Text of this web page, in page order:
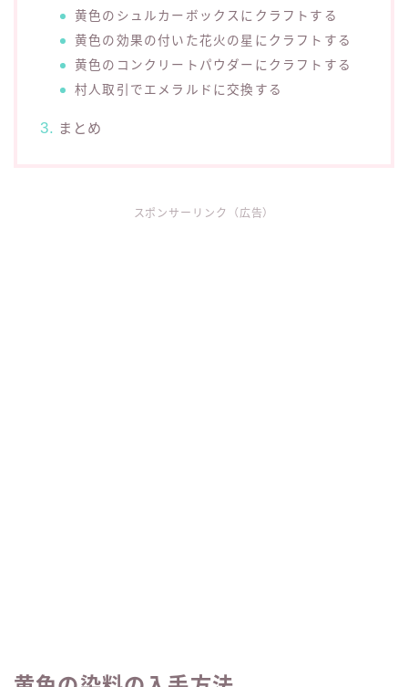
黄色のシュルカーボックスにクラフトする
黄色の効果の付いた花火の星にクラフトする
黄色のコンクリートパウダーにクラフトする
村人取引でエメラルドに交換する
まとめ
スポンサーリンク（広告）